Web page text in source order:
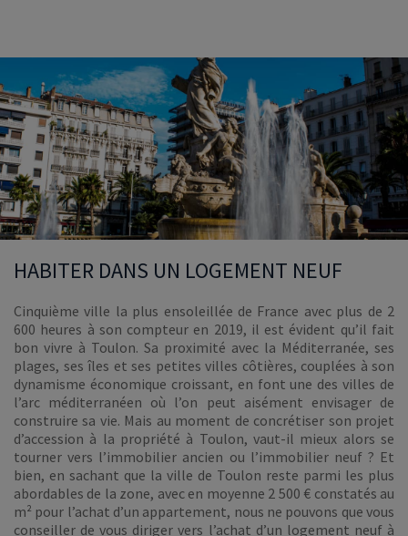
HABITER DANS UN LOGEMENT NEUF
Cinquième ville la plus ensoleillée de France avec plus de 2
600 heures à son compteur en 2019, il est évident qu’il fait
bon vivre à Toulon. Sa proximité avec la Méditerranée, ses
plages, ses îles et ses petites villes côtières, couplées à son
dynamisme économique croissant, en font une des villes de
l’arc méditerranéen où l’on peut aisément envisager de
construire sa vie. Mais au moment de concrétiser son projet
d’accession à la propriété à Toulon, vaut-il mieux alors se
tourner vers l’immobilier ancien ou l’immobilier neuf ? Et
bien, en sachant que la ville de Toulon reste parmi les plus
abordables de la zone, avec en moyenne 2 500 € constatés au
m² pour l’achat d’un appartement, nous ne pouvons que vous
conseiller de vous diriger vers l’achat d’un logement neuf à